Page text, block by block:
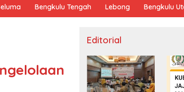
Bengkulu Tengah Lebong Bengkulu
Editorial